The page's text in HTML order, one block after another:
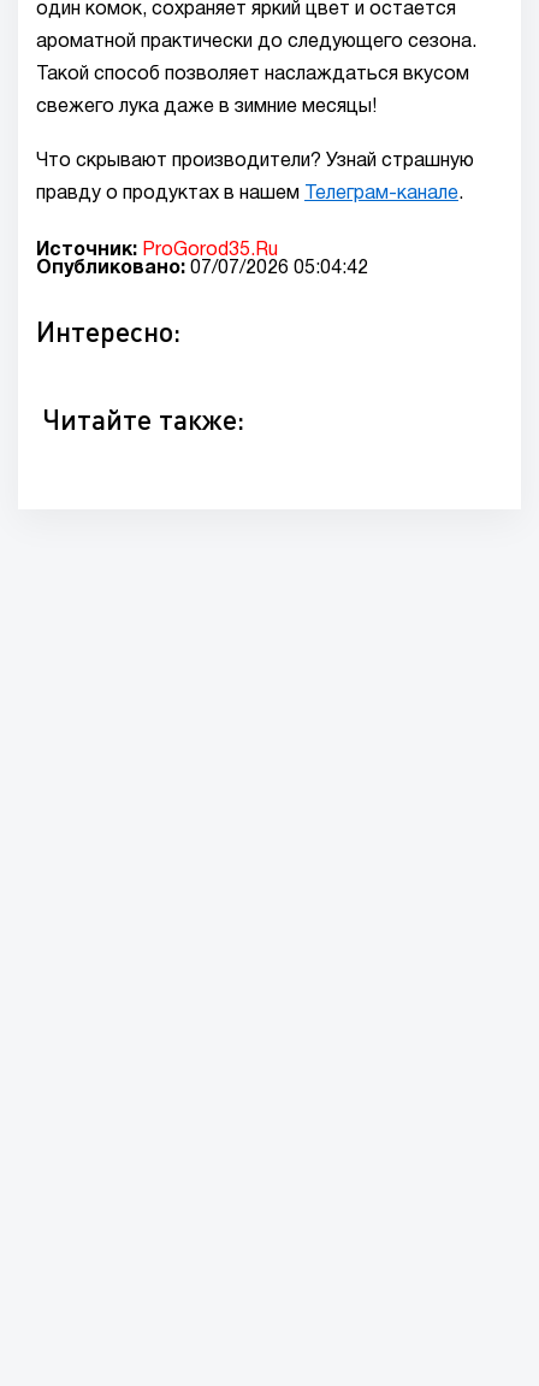
один комок, сохраняет яркий цвет и остается
ароматной практически до следующего сезона.
Такой способ позволяет наслаждаться вкусом
свежего лука даже в зимние месяцы!
Что скрывают производители? Узнай страшную
правду о продуктах в нашем
Телеграм-канале.
Источник: ProGorod35.Ru
Опубликовано: 07/07/2026 05:04:42
Интересно:
Читайте также: